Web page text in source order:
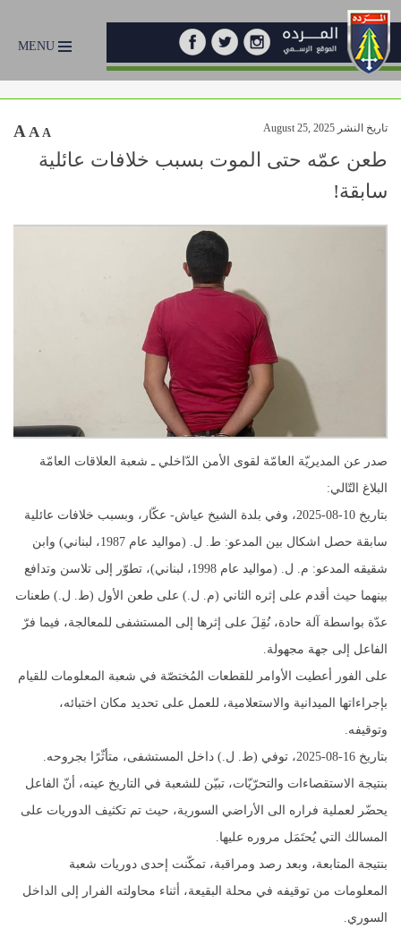
MENU
تاريخ النشر August 25, 2025 A A A
طعن عمّه حتى الموت بسبب خلافات عائلية
سابقة!
صدر عن المديريّة العامّة لقوى الأمن الدّاخلي ـ شعبة العلاقات العامّة
البلاغ التّالي:
بتاريخ 10-08-2025، وفي بلدة الشيخ عياش- عكّار، وبسبب خلافات عائلية
سابقة حصل اشكال بين المدعو: ط. ل. (مواليد عام 1987، لبناني) وابن
شقيقه المدعو: م. ل. (مواليد عام 1998، لبناني)، تطوّر إلى تلاسن وتدافع
بينهما حيث أقدم على إثره الثاني (م. ل.) على طعن الأول (ط. ل.) طعنات
عدّة بواسطة آلة حادة، نُقِلَ على إثرها إلى المستشفى للمعالجة، فيما فرّ
الفاعل إلى جهة مجهولة.
على الفور أعطيت الأوامر للقطعات المُختصّة في شعبة المعلومات للقيام
بإجراءاتها الميدانية والاستعلامية، للعمل على تحديد مكان اختبائه،
وتوقيفه.
بتاريخ 16-08-2025، توفي (ط. ل.) داخل المستشفى، متأثّرًا بجروحه.
بنتيجة الاستقصاءات والتحرّيّات، تبيّن للشعبة في التاريخ عينه، أنّ الفاعل
يحضّر لعملية فراره الى الأراضي السورية، حيث تم تكثيف الدوريات على
المسالك التي يُحتَمَل مروره عليها.
بنتيجة المتابعة، وبعد رصد ومراقبة، تمكّنت إحدى دوريات شعبة
المعلومات من توقيفه في محلة البقيعة، أثناء محاولته الفرار إلى الداخل
السوري.